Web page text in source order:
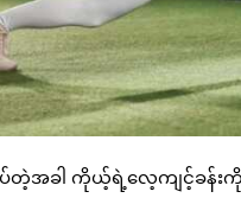
လုပ်တဲ့အခါ ကိုယ့်ရဲ့လေ့ကျင့်ခ